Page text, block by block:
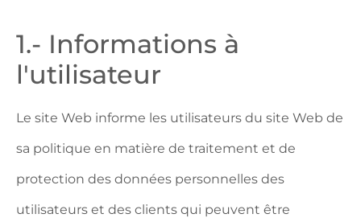
1.- Informations à
l'utilisateur
Le site Web informe les utilisateurs du site Web de
sa politique en matière de traitement et de
protection des données personnelles des
utilisateurs et des clients qui peuvent être